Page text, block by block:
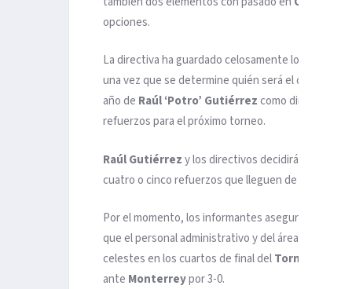
opciones.
La directiva ha guardado celosamente los
una vez que se determine quién será el director
año de Raúl ‘Potro’ Gutiérrezcomo director
refuerzos para el próximo torneo.
Raúl Gutiérrezy los directivos decidirán el futuro
cuatro o cinco refuerzos que lleguen de cara al
Por el momento, los informantes aseguran que
que el personal administrativo y del área jurídica
celestes en los cuartos de final delTorneo
ante Monterreypor 3-0.